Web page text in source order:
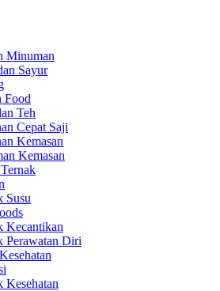
Minuman
Sayur
Food
Teh
Cepat Saji
Kemasan
Kemasan
Susu
Kecantikan
Perawatan Diri
Kesehatan